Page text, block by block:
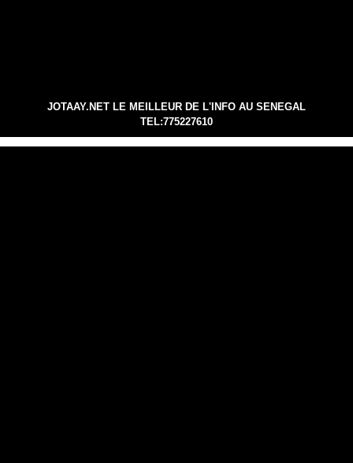
JOTAAY.NET LE MEILLEUR DE L'INFO AU SENEGAL
TEL:775227610